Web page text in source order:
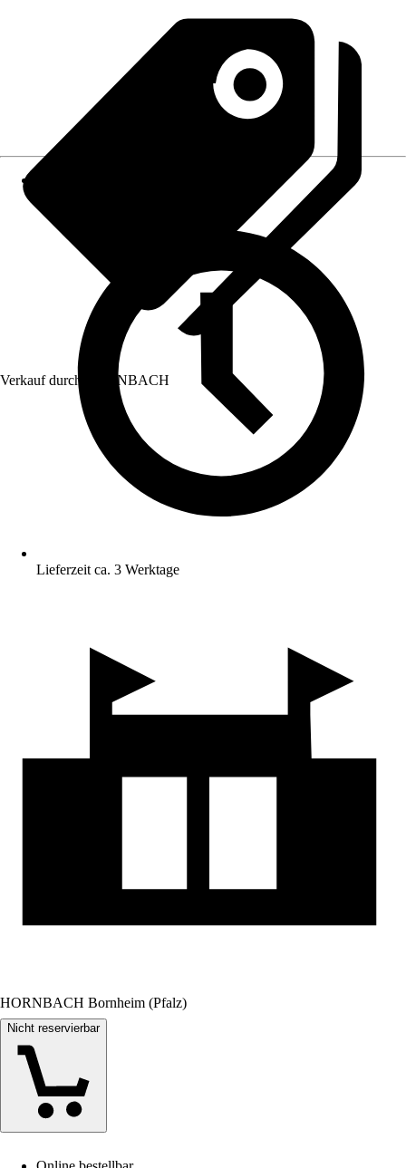
Verkauf durch: HORNBACH
Lieferzeit ca. 3 Werktage
HORNBACH Bornheim (Pfalz)
Nicht reservierbar